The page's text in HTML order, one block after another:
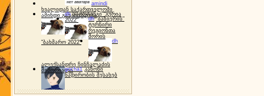
amindi
ხვალიდან საქართველოში
ამინდი გაუარესდება
dh სპორტინგი "გურია
2022"
dh "ბაზიერის"
ტურნირი
რეგიონთა
შორის
"ბახმარო 2022"
dh
ალექსანდრე ჩინჩალაძის
მემორიალიgocha1 კანონი
ნადირობის შესახებ